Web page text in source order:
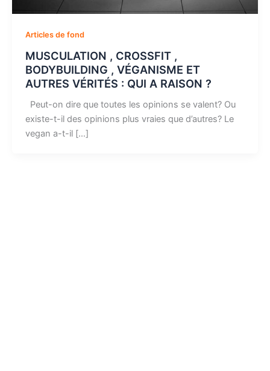
Articles de fond
MUSCULATION , CROSSFIT ,
BODYBUILDING , VÉGANISME ET
AUTRES VÉRITÉS : QUI A RAISON ?
Peut-on dire que toutes les opinions se valent? Ou
existe-t-il des opinions plus vraies que d’autres? Le
vegan a-t-il […]